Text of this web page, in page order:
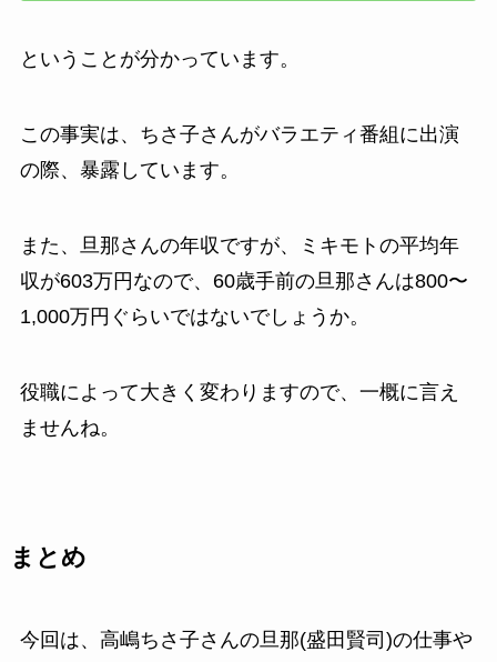
ということが分かっています。
この事実は、ちさ子さんがバラエティ番組に出演
の際、暴露しています。
また、旦那さんの年収ですが、ミキモトの平均年
収が603万円なので、60歳手前の旦那さんは800〜
1,000万円ぐらいではないでしょうか。
役職によって大きく変わりますので、一概に言え
ませんね。
まとめ
今回は、高嶋ちさ子さんの旦那(盛田賢司)の仕事や